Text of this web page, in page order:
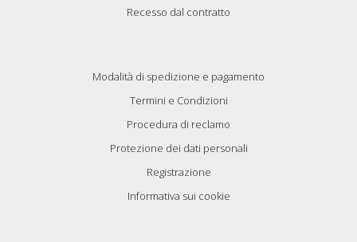
Recesso dal contratto
Modalità di spedizione e pagamento
Termini e Condizioni
Procedura di reclamo
Protezione dei dati personali
Registrazione
Informativa sui cookie